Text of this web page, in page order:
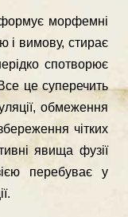
морфемні
і вимову, стирає
спотворює
це суперечить
обмеження
чітких
яви­ща фузії
перебуває у